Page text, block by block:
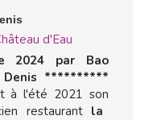
d'Eau
2024 par Bao
Denis **********
à l'été 2021 son
restaurant la